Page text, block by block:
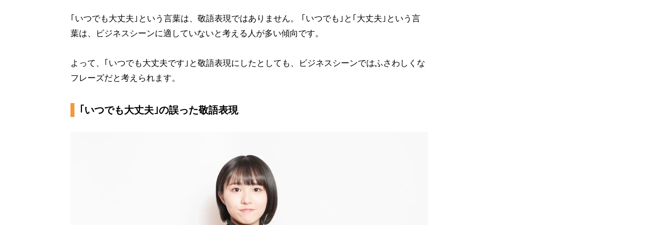
｢いつでも大丈夫｣という言葉は、敬語表現ではありません。 ｢いつでも｣と｢大丈夫｣という言
葉は、ビジネスシーンに適していないと考える人が多い傾向です。
よって、｢いつでも大丈夫です｣と敬語表現にしたとしても、ビジネスシーンではふさわしくな
フレーズだと考えられます。
｢いつでも大丈夫｣の誤った敬語表現